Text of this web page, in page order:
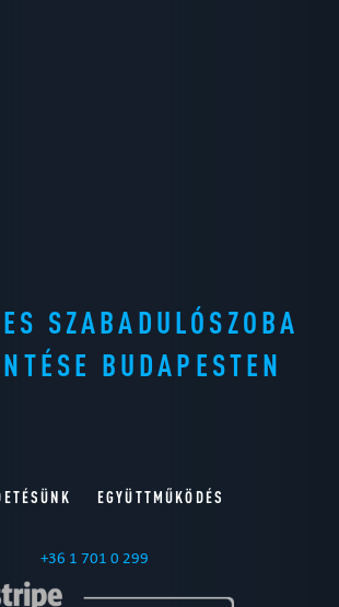
SZABADULÓSZOBA
BUDAPESTEN
EGYÜTTMŰKÖDÉS
+36 1 701 0 299